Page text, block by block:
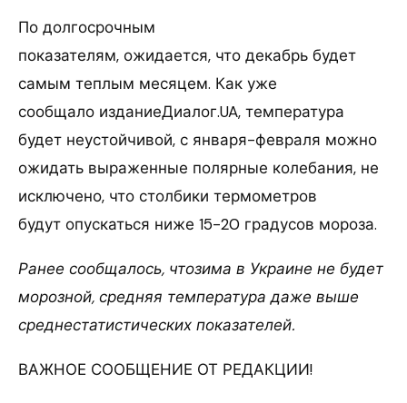
По долгосрочным
показателям, ожидается, что декабрь будет
самым теплым месяцем. Как уже
сообщало изданиеДиалог.UA, температура
будет неустойчивой, с января-февраля можно
ожидать выраженные полярные колебания, не
исключено, что столбики термометров
будут опускаться ниже 15-20 градусов мороза.
Ранее сообщалось, чтозима в Украине не будет
морозной, средняя температура даже выше
среднестатистических показателей.
ВАЖНОЕ СООБЩЕНИЕ ОТ РЕДАКЦИИ!